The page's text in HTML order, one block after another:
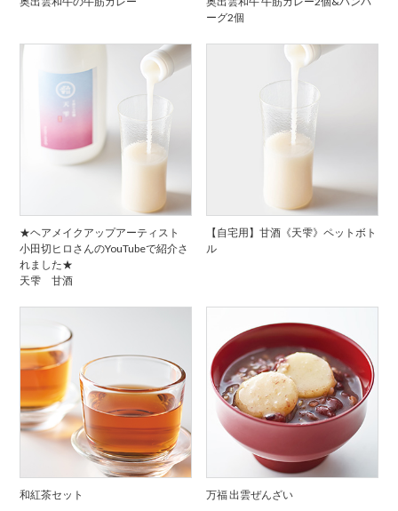
ーグ2個
★ヘアメイクアップアーティスト
小田切ヒロさんのYouTubeで紹介さ
れました★
天雫 甘酒
【自宅用】甘酒《天雫》ペットボト
ル
和紅茶セット 万福 出雲ぜんざい